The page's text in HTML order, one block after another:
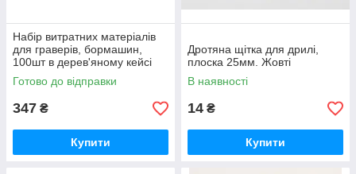
Набір витратних матеріалів
для граверів, бормашин,
100шт в дерев'яному кейсі
Готово до відправки
347 ₴
Купити
Дротяна щітка для дрилі,
плоска 25мм. Жовті
В наявності
14 ₴
Купити